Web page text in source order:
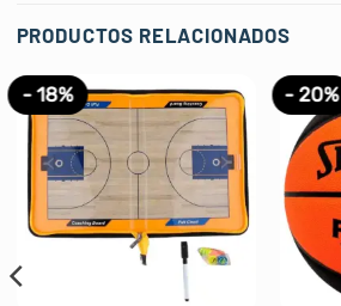
PRODUCTOS RELACIONADOS
- 18% - 20%